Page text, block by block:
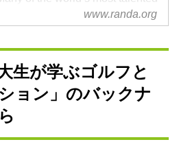
golfers with disabilities will
in The G4D Open,
by up to 80 players at
Woburn.
www.randa.org
生が学ぶゴルフと
ョン」のバックナ